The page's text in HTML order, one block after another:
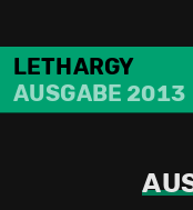
LETHARGY
AUSGABE 2013